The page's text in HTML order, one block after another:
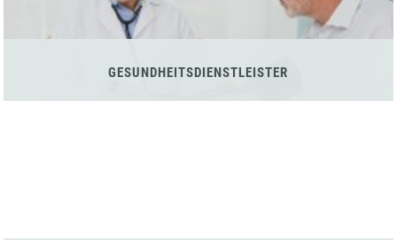
GESUNDHEITSDIENSTLEISTER